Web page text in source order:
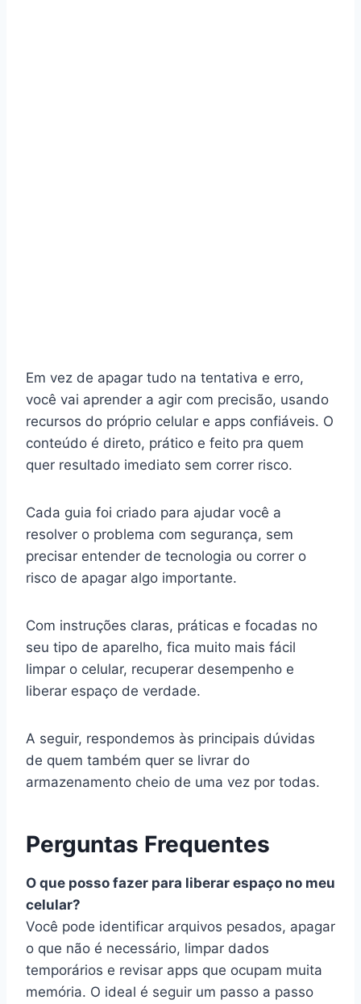
Em vez de apagar tudo na tentativa e erro,
você vai aprender a agir com precisão, usando
recursos do próprio celular e apps confiáveis. O
conteúdo é direto, prático e feito pra quem
quer resultado imediato sem correr risco.
Cada guia foi criado para ajudar você a
resolver o problema com segurança, sem
precisar entender de tecnologia ou correr o
risco de apagar algo importante.
Com instruções claras, práticas e focadas no
seu tipo de aparelho, fica muito mais fácil
limpar o celular, recuperar desempenho e
liberar espaço de verdade.
A seguir, respondemos às principais dúvidas
de quem também quer se livrar do
armazenamento cheio de uma vez por todas.
Perguntas Frequentes
O que posso fazer para liberar espaço no meu
celular?
Você pode identificar arquivos pesados, apagar
o que não é necessário, limpar dados
temporários e revisar apps que ocupam muita
memória. O ideal é seguir um passo a passo